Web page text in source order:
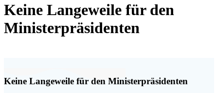
Keine Langeweile für den
Ministerpräsidenten
Keine Langeweile für den Ministerpräsidenten